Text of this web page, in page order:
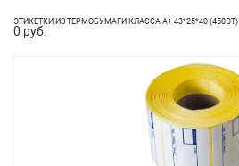
ЭТИКЕТКИ ИЗ ТЕРМОБУМАГИ КЛАССА А+ 43*25*40 (450ЭТ)
0 руб.